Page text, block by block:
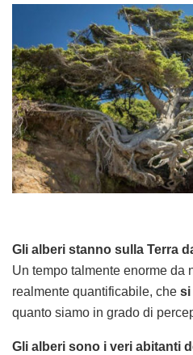
Gli alberi stanno sulla Terra
Un tempo talmente enorme da
realmente quantificabile, che si
quanto siamo in grado di
Gli alberi sono i veri abitanti